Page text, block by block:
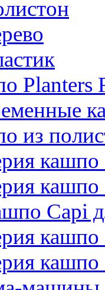
Planters
из
кашпо
Capi
кашпо
кашпо